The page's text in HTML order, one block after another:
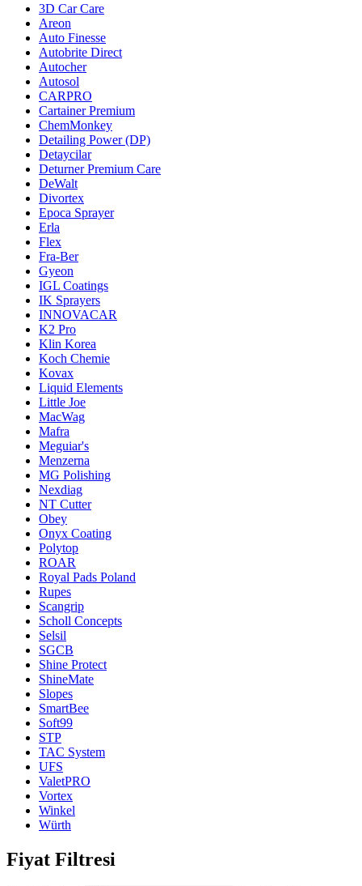
3D Car Care
Areon
Auto Finesse
Autobrite Direct
Autocher
Autosol
CARPRO
Cartainer Premium
ChemMonkey
Detailing Power (DP)
Detaycilar
Deturner Premium Care
DeWalt
Divortex
Epoca Sprayer
Erla
Flex
Fra-Ber
Gyeon
IGL Coatings
IK Sprayers
INNOVACAR
K2 Pro
Klin Korea
Koch Chemie
Kovax
Liquid Elements
Little Joe
MacWag
Mafra
Meguiar's
Menzerna
MG Polishing
Nexdiag
NT Cutter
Obey
Onyx Coating
Polytop
ROAR
Royal Pads Poland
Rupes
Scangrip
Scholl Concepts
Selsil
SGCB
Shine Protect
ShineMate
Slopes
SmartBee
Soft99
STP
TAC System
UFS
ValetPRO
Vortex
Winkel
Würth
Fiyat Filtresi